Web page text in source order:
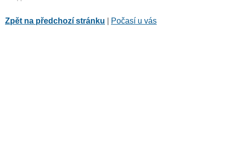
Zpět na předchozí stránku Počasí u vás